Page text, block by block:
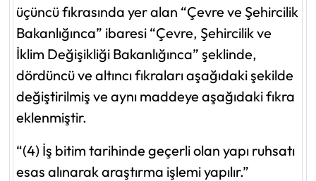
üçüncü fıkrasında yer alan “Çevre ve Şehircilik
Bakanlığınca” ibaresi “Çevre, Şehircilik ve
İklim Değişikliği Bakanlığınca” şeklinde,
dördüncü ve altıncı fıkraları aşağıdaki şekilde
değiştirilmiş ve aynı maddeye aşağıdaki fıkra
eklenmiştir.
“(4) İş bitim tarihinde geçerli olan yapı ruhsatı
esas alınarak araştırma işlemi yapılır.”